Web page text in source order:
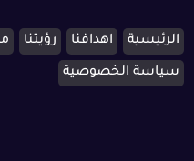
الرئيسية اهدافنا رؤيتنا
سياسة الخصوصية